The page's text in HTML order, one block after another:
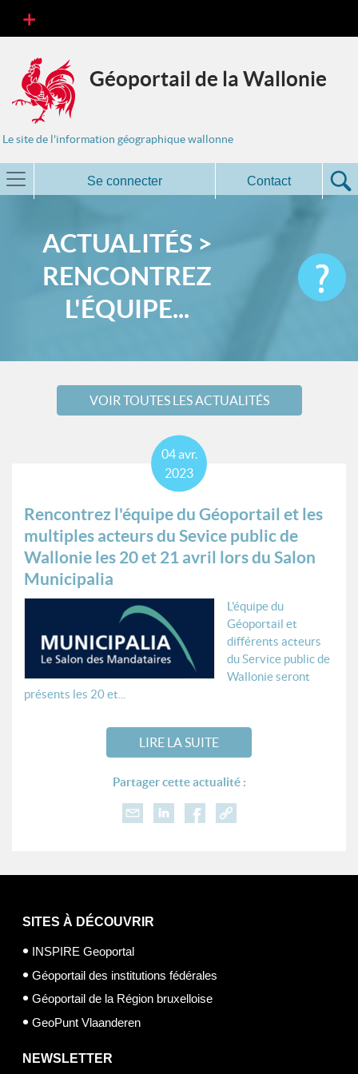
Géoportail de la Wallonie
Le site de l'information géographique wallonne
Se connecter Contact
ACTUALITÉS >
RENCONTREZ
L'ÉQUIPE...
VOIR TOUTES LES ACTUALITÉS
Rencontrez l'équipe du Géoportail et les
multiples acteurs du Sevice public de
Wallonie les 20 et 21 avril lors du Salon
Municipalia
04avr.
2023
L'équipe du
Géoportail et
différents acteurs
du Service public de
Wallonie seront
présents les 20 et...
LIRE LA SUITE
Partager cette actualité :
SITES À DÉCOUVRIR
INSPIRE Geoportal
Géoportail des institutions fédérales
Géoportail de la Région bruxelloise
GeoPunt Vlaanderen
NEWSLETTER